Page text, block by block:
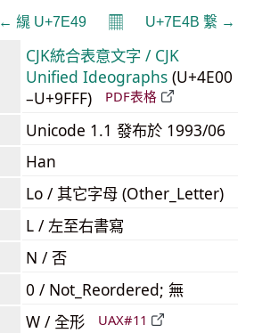
← 繉 U+7E49 𝄜 U+7E4B 繋 →
CJK統合表意文字 / CJK
Unified Ideographs (U+4E00
–U+9FFF)
PDF表格
Unicode 1.1 發布於 1993/06
Han
Lo / 其它字母 (Other_Letter)
L / 左至右書寫
N / 否
0 / Not_Reordered; 無
W / 全形 UAX#11